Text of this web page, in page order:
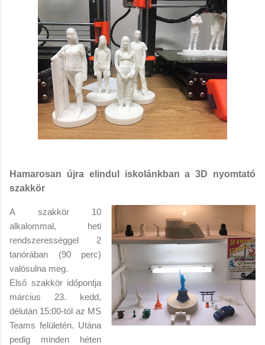
Hamarosan újra elindul iskolánkban a 3D nyomtató
szakkör
A szakkör 10
alkalommal, heti
rendszerességgel 2
tanórában (90 perc)
valósulna meg.
Első szakkör időpontja
március 23. kedd,
délután 15:00-tól az MS
Teams felületén. Utána
pedig minden héten